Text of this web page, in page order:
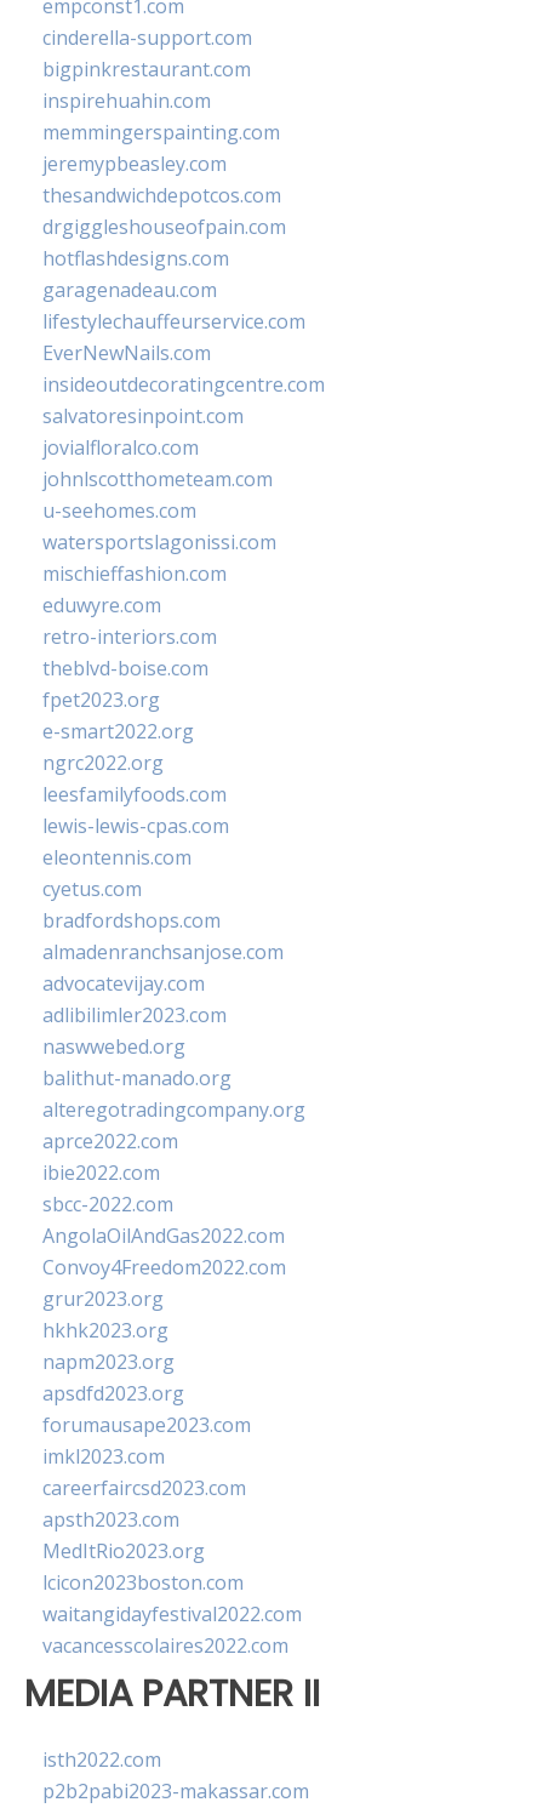
empconst1.com
cinderella-support.com
bigpinkrestaurant.com
inspirehuahin.com
memmingerspainting.com
jeremypbeasley.com
thesandwichdepotcos.com
drgiggleshouseofpain.com
hotflashdesigns.com
garagenadeau.com
lifestylechauffeurservice.com
EverNewNails.com
insideoutdecoratingcentre.com
salvatoresinpoint.com
jovialfloralco.com
johnlscotthometeam.com
u-seehomes.com
watersportslagonissi.com
mischieffashion.com
eduwyre.com
retro-interiors.com
theblvd-boise.com
fpet2023.org
e-smart2022.org
ngrc2022.org
leesfamilyfoods.com
lewis-lewis-cpas.com
eleontennis.com
cyetus.com
bradfordshops.com
almadenranchsanjose.com
advocatevijay.com
adlibilimler2023.com
naswwebed.org
balithut-manado.org
alteregotradingcompany.org
aprce2022.com
ibie2022.com
sbcc-2022.com
AngolaOilAndGas2022.com
Convoy4Freedom2022.com
grur2023.org
hkhk2023.org
napm2023.org
apsdfd2023.org
forumausape2023.com
imkl2023.com
careerfaircsd2023.com
apsth2023.com
MedItRio2023.org
lcicon2023boston.com
waitangidayfestival2022.com
vacancesscolaires2022.com
MEDIA PARTNER II
isth2022.com
p2b2pabi2023-makassar.com